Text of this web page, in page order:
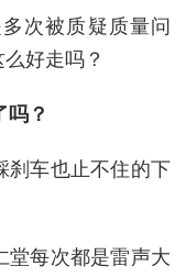
次被质疑质量问
好走吗？
吗？
刹车也止不住的下
堂每次都是雷声大